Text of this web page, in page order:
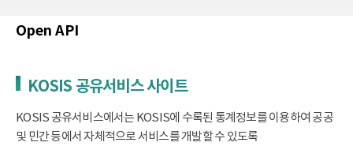
Open API
KOSIS 공유서비스 사이트
KOSIS 공유서비스에서는 KOSIS에 수록된 통계정보를 이용하여 공공
및 민간 등에서 자체적으로 서비스를 개발할 수 있도록